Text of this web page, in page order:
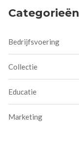
Categorieën
Bedrijfsvoering
Collectie
Educatie
Marketing